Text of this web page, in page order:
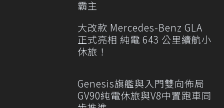
霸主
大改款 Mercedes-Benz GLA
正式亮相 純電 643 公里續航小
休旅！
Genesis旗艦與入門雙向佈局
GV90純電休旅與V8中置跑車同